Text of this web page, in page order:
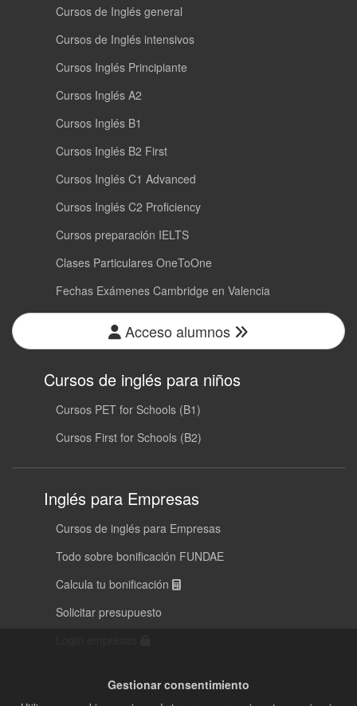
Cursos de Inglés general
Cursos de Inglés intensivos
Cursos Inglés Principiante
Cursos Inglés A2
Cursos Inglés B1
Cursos Inglés B2 First
Cursos Inglés C1 Advanced
Cursos Inglés C2 Proficiency
Cursos preparación IELTS
Clases Particulares OneToOne
Fechas Exámenes Cambridge en Valencia
Acceso alumnos
Cursos de inglés para niños
Cursos PET for Schools (B1)
Cursos First for Schools (B2)
Inglés para Empresas
Cursos de inglés para Empresas
Todo sobre bonificación FUNDAE
Calcula tu bonificación
Solicitar presupuesto
Gestionar consentimiento